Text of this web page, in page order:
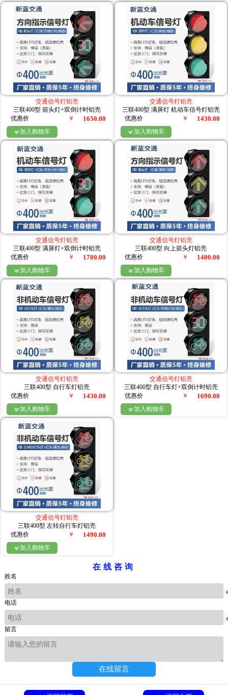
交通信号灯铝壳
三联400型 箭头灯+双倒计时铝壳
优惠价
￥ 1650.00
加入购物车
交通信号灯铝壳
三联400型 满屏灯 机动车信号灯铝壳
优惠价
￥ 1430.00
加入购物车
交通信号灯铝壳
三联400型 满屏灯+双倒计时铝壳
优惠价
￥ 1700.00
加入购物车
交通信号灯铝壳
三联400型 向上箭头灯铝壳
优惠价
￥ 1400.00
加入购物车
交通信号灯铝壳
三联400型 自行车灯铝壳
优惠价
￥ 1430.00
加入购物车
交通信号灯铝壳
三联400型 自行车灯+双倒计时铝壳
优惠价
￥ 1690.00
加入购物车
交通信号灯铝壳
三联400型 左转自行车灯铝壳
优惠价
￥ 1490.00
加入购物车
在线咨询
姓名
电话
留言
在线留言